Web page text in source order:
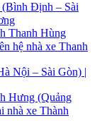
Định – Sài
Thanh Hùng
hệ nhà xe Thanh
Nội – Sài Gòn) |
Hưng (Quảng
xe Thành